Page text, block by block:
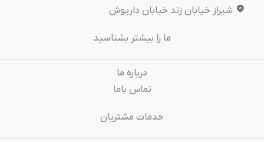
شیراز خیابان زند خیابان داریوش
ما را بیشتر بشناسید
درباره‌ ما
تماس باما
خدمات مشتریان